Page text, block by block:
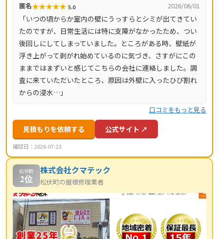
マージンがかかりません。施工後は10年間の工事保証付
き。東京都・神奈川県・埼玉県・千葉県・茨城県・栃木
県・群馬県など全国14都道府県に対応し、LINE・メールは
24時間受付、最短当日にお伺いします。
匿名★★★★★ 5.0 2026/06/01
「いつの頃からか室内の壁にうっすらとシミが出てきてい
たのですが、日常生活には特に支障がなかったため、つい
後回しにしてしまっていました。ところがある時、壁紙が
浮き上がって剥がれ始めているのに気づき、さすがにこの
ままではまずいと感じてこちらの会社に連絡しました。調
査に来ていただいたところ、原因は外壁に入ったひび割れ
からの浸水…」
口コミをもっと見る
見積もりを依頼する 公式サイト ↗
確認日：2026-07-23
松伏町
2位
株式会社クマテック
松伏町の屋根修理業者